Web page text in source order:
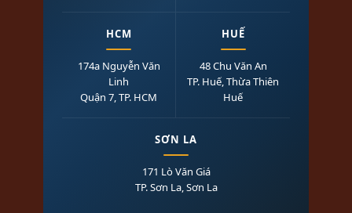
HCM
174a Nguyễn Văn
Linh
Quận 7, TP. HCM
HUẾ
48 Chu Văn An
TP. Huế, Thừa Thiên
Huế
SƠN LA
171 Lò Văn Giá
TP. Sơn La, Sơn La